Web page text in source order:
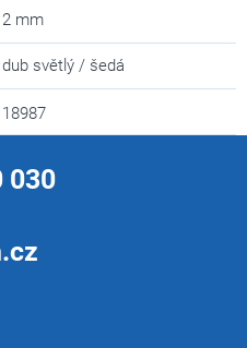
2 mm
dub světlý / šedá
18987
030